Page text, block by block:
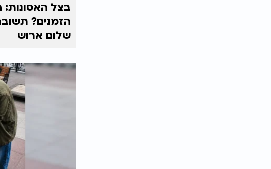
בצל האסונות:
הזמנים?
שלום ארוש